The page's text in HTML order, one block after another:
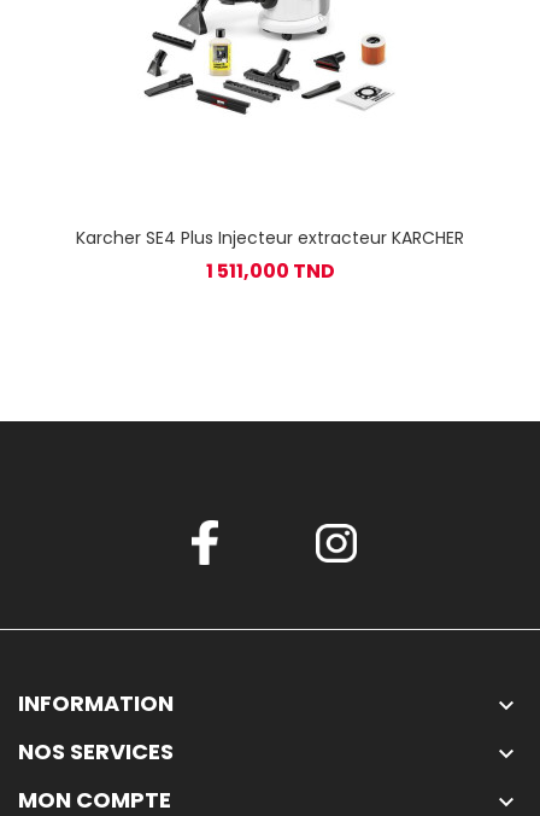
Karcher SE4 Plus Injecteur extracteur KARCHER
1 511,000 TND
INFORMATION 
NOS SERVICES 
MON COMPTE 